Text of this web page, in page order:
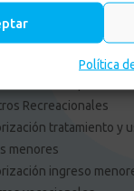
Política
tratamiento de datos
de Privacidad
normas y
Recreacionales
tratamiento y
menores
ingreso